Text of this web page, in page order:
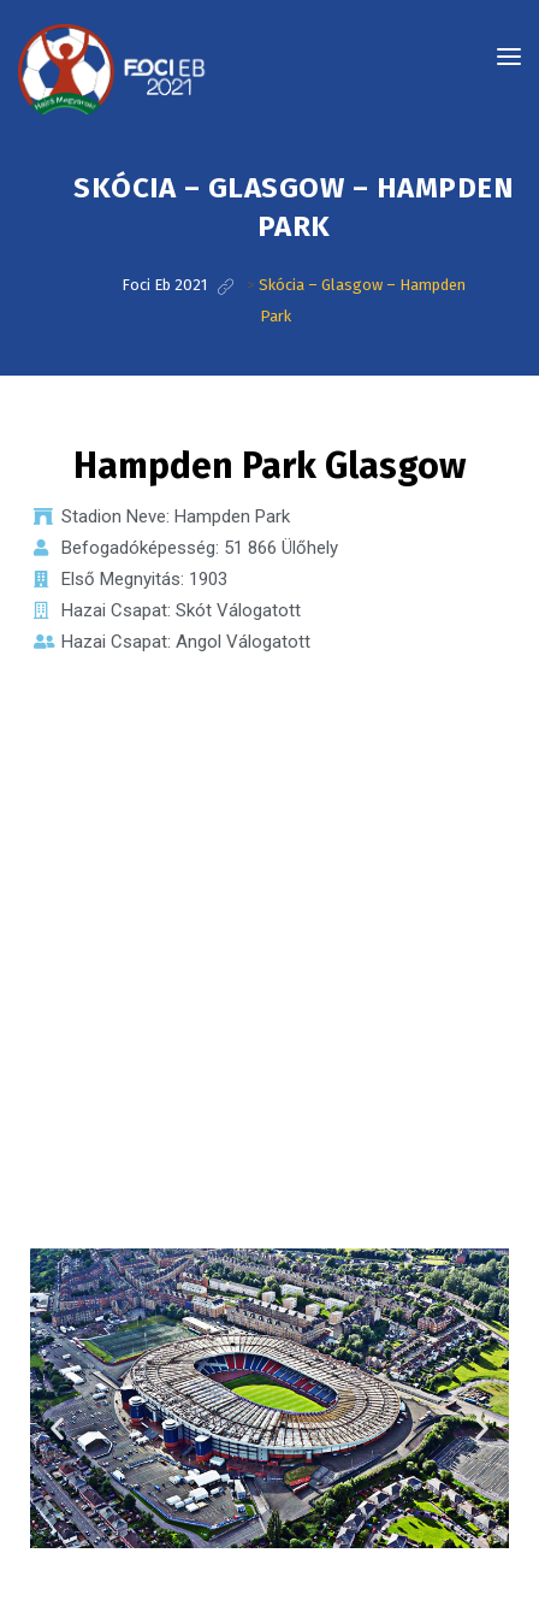
SKÓCIA – GLASGOW – HAMPDEN
PARK
Foci Eb 2021 > Skócia – Glasgow – Hampden
Park
Hampden Park Glasgow
Stadion Neve: Hampden Park
Befogadóképesség: 51 866 Ülőhely
Első Megnyitás: 1903
Hazai Csapat: Skót Válogatott
Hazai Csapat: Angol Válogatott